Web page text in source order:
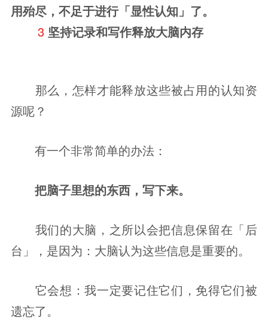
用殆尽，不足于进行「显性认知」了。
3 坚持记录和写作释放大脑内存
那么，怎样才能释放这些被占用的认知资
源呢？
有一个非常简单的办法：
把脑子里想的东西，写下来。
我们的大脑，之所以会把信息保留在「后
台」，是因为：大脑认为这些信息是重要的。
它会想：我一定要记住它们，免得它们被
遗忘了。